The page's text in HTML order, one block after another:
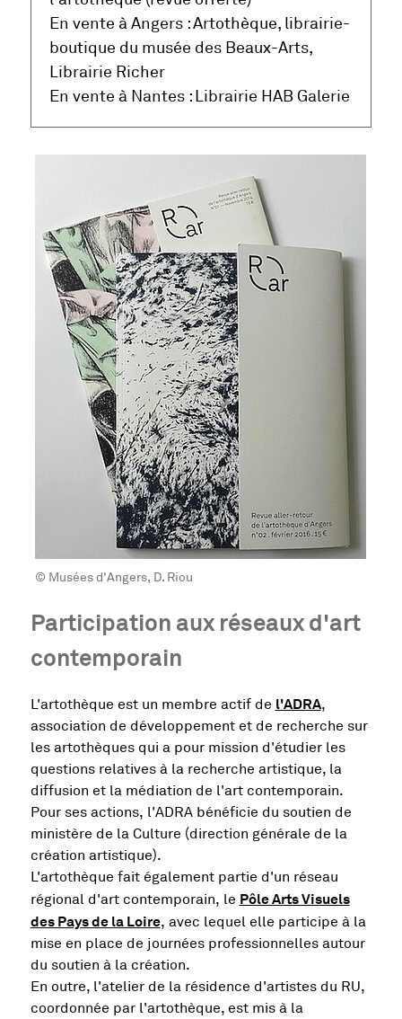
En vente à Angers : Artothèque, librairie-
boutique du musée des Beaux-Arts,
Librairie Richer
En vente à Nantes : Librairie HAB Galerie
© Musées d'Angers, D. Riou
Participation aux réseaux d'art
contemporain
L'artothèque est un membre actif de l'ADRA, Ouvre une
,
association de développement et de recherche sur
les artothèques qui a pour mission d'étudier les
questions relatives à la recherche artistique, la
diffusion et la médiation de l'art contemporain.
Pour ses actions, l'ADRA bénéficie du soutien de
ministère de la Culture (direction générale de la
création artistique).
L'artothèque fait également partie d'un réseau
régional d'art contemporain, le Pôle Arts Visuels
des Pays de la Loire, Ouvre une nouvelle fenêtre
, avec lequel elle participe à la
mise en place de journées professionnelles autour
du soutien à la création.
En outre, l'atelier de la résidence d'artistes du RU,
coordonnée par l'artothèque, est mis à la